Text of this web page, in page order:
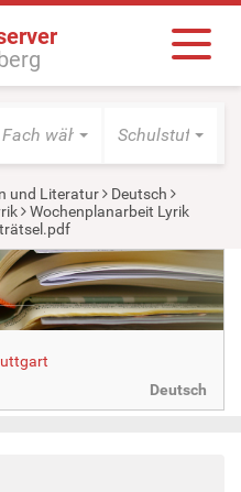
Fach wählen Schulstufe
und Literatur
Deutsch
Wochenplanarbeit Lyrik
Deutsch